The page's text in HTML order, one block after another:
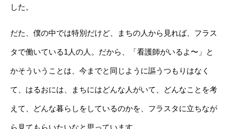
した。
だた、僕の中では特別だけど、まちの人から見れば、フラス
タで働いている1人の人。だから、「看護師がいるよ〜」と
かそういうことは、今までと同じように謳うつもりはなく
て、はるおには、まちにはどんな人がいて、どんなことを考
えて、どんな暮らしをしているのかを、フラスタに立ちなが
ら見てもらいたいなと思っています。